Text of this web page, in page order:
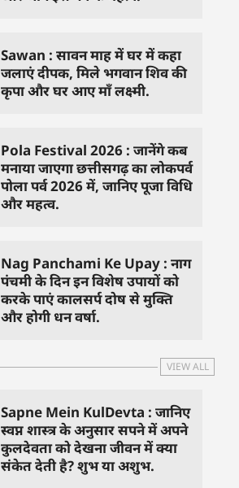
Sawan : सावन माह में घर में कहा
जलाएं दीपक, मिले भगवान शिव की
कृपा और घर आए माँ लक्ष्मी.
Pola Festival 2026 : जानेंगे कब
मनाया जाएगा छत्तीसगढ़ का लोकपर्व
पोला पर्व 2026 में, जानिए पूजा विधि
और महत्व.
Nag Panchami Ke Upay : नाग
पंचमी के दिन इन विशेष उपायों को
करके पाएं कालसर्प दोष से मुक्ति
और होगी धन वर्षा.
VIEW ALL
Sapne Mein KulDevta : जानिए
स्वप्न शास्त्र के अनुसार सपने में अपने
कुलदेवता को देखना जीवन में क्या
संकेत देती है? शुभ या अशुभ.